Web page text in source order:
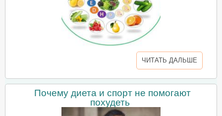
ЧИТАТЬ ДАЛЬШЕ
Почему диета и спорт не помогают
похудеть